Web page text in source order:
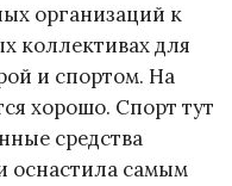
организаций к
коллективах для
и спортом. На
хорошо. Спорт тут
средства
оснастила самым